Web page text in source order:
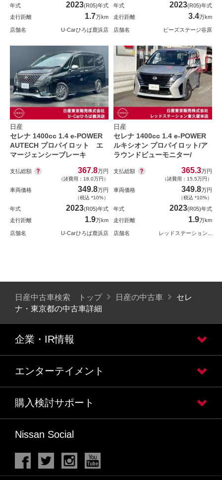
年式 2023(R05)年式
走行距離
1.7万km
店舗名 U-Carひろば鹿浜店
年式 2023(R05)年式
走行距離
3.4万km
店舗名 ピーズステージ谷原
日産
セレナ 1400cc 1.4 e-POWER
AUTECH プロパイロット エ
マージェンシーブレーキ
支払総額 367.8万円
（諸費用：18.0万円）
車両価格 349.8万円
（税込 *10%）
年式 2023(R05)年式
走行距離
1.9万km
店舗名 U-Carひろば鹿浜店
日産
セレナ 1400cc 1.4 e-POWER
ルキシオン プロパイロット/ア
ラウンドビューモニター/
支払総額 365.3万円
（諸費用：15.5万円）
車両価格 349.8万円
（税込 *10%）
年式 2023(R05)年式
走行距離
1.9万km
店舗名 レッドステーション...
日産中古車検索 トップ 日産の中古車
セレ
ナ・東京都の中古車詳細
企業・IR情報
エンターテイメント
購入検討サポート
Nissan Social